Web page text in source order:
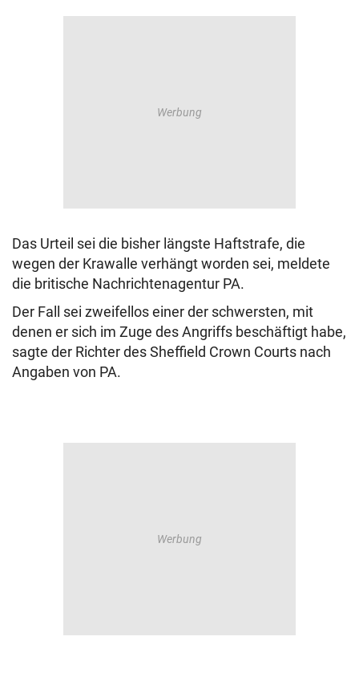
Das Urteil sei die bisher längste Haftstrafe, die
wegen der Krawalle verhängt worden sei, meldete
die britische Nachrichtenagentur PA.
Der Fall sei zweifellos einer der schwersten, mit
denen er sich im Zuge des Angriffs beschäftigt habe,
sagte der Richter des Sheffield Crown Courts nach
Angaben von PA.